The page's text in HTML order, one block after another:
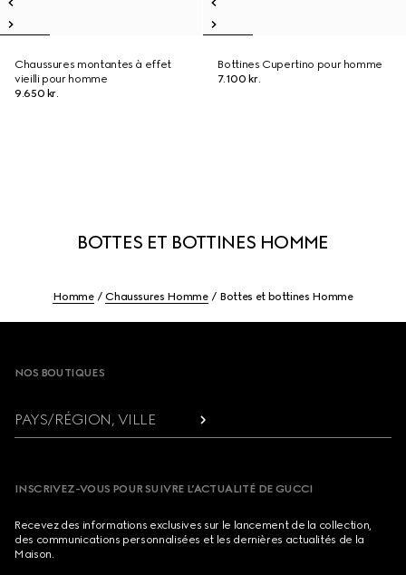
Chaussures montantes à effet
vieilli pour homme
9.650 kr.
Bottines Cupertino pour homme
7.100 kr.
BOTTES ET BOTTINES HOMME
Homme Chaussures Homme Bottes et bottines Homme
NOS BOUTIQUES
PAYS/RÉGION, VILLE
INSCRIVEZ-VOUS POUR SUIVRE L’ACTUALITÉ DE GUCCI
Recevez des informations exclusives sur le lancement de la collection,
des communications personnalisées et les dernières actualités de la
Maison.